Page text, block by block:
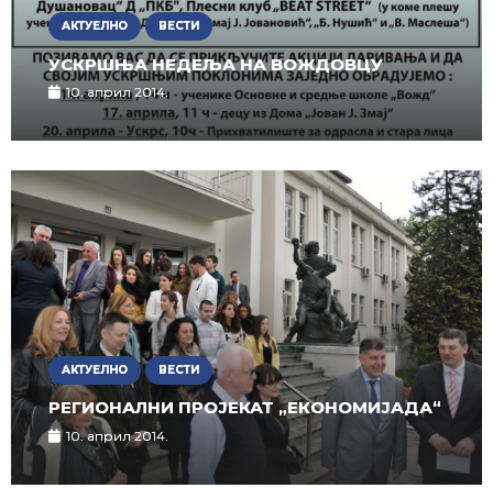
АКТУЕЛНО ВЕСТИ
УСКРШЊА НЕДЕЉА НА ВОЖДОВЦУ
10. април 2014.
АКТУЕЛНО ВЕСТИ
РЕГИОНАЛНИ ПРОЈЕКАТ „ЕКОНОМИЈАДА“
10. април 2014.